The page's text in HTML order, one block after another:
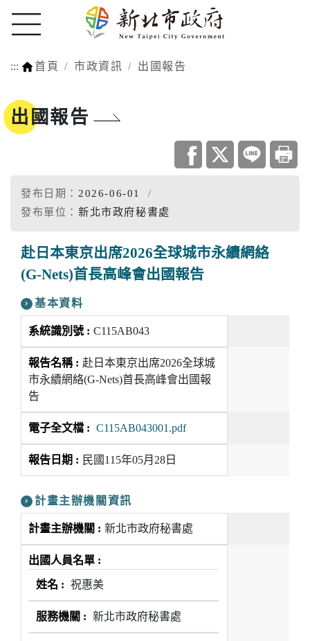
::: 首頁 市政資訊 出國報告
出國報告
發布日期： 2026-06-01
發布單位： 新北市政府秘書處
赴日本東京出席2026全球城市永續網絡
(G-Nets)首長高峰會出國報告
基本資料
C115AB043
赴日本東京出席2026全球城
市永續網絡(G-Nets)首長高峰會出國報
告
C115AB043001.pdf
民國115年05月28日
計畫主辦機關資訊
新北市政府秘書處
祝惠美
新北市政府秘書處